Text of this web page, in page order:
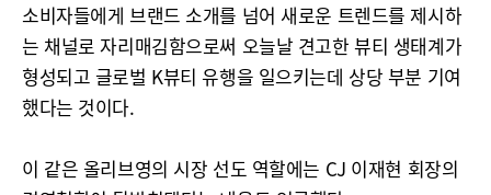
소비자들에게 브랜드 소개를 넘어 새로운 트렌드를 제시하
는 채널로 자리매김함으로써 오늘날 견고한 뷰티 생태계가
형성되고 글로벌 K뷰티 유행을 일으키는데 상당 부분 기여
했다는 것이다.
이 같은 올리브영의 시장 선도 역할에는 CJ 이재현 회장의